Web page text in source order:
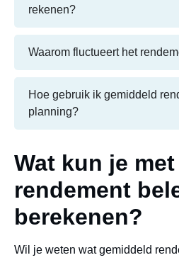
rekenen?
Waarom fluctueert het
Hoe gebruik ik gemiddeld
planning?
Wat kun je
rendement
berekenen?
Wil je weten wat gemiddeld